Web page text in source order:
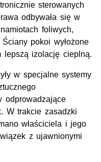
sterowanych
odbywała się w
foliwych,
pokoi wyłożone
lepszą izolację cieplną.
w specjalne systemy
odprowadzające
W trakcie zasadzki
właściciela i jego
z ujawnionymi